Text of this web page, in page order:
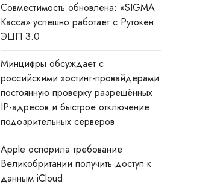
Совместимость обновлена: «SIGMA
Касса» успешно работает с Рутокен
ЭЦП 3.0
Минцифры обсуждает с
российскими хостинг-провайдерами
постоянную проверку разрешённых
IP-адресов и быстрое отключение
подозрительных серверов
Apple оспорила требование
Великобритании получить доступ к
данным iCloud